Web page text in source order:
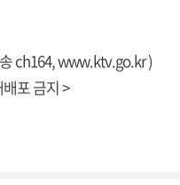
ch164,www.ktv.go.kr)
포 금지 >